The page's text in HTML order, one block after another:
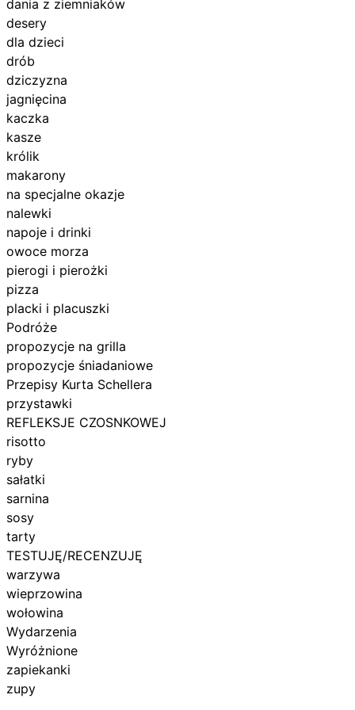
dania z ziemniaków
desery
dla dzieci
drób
dziczyzna
jagnięcina
kaczka
kasze
królik
makarony
na specjalne okazje
nalewki
napoje i drinki
owoce morza
pierogi i pierożki
pizza
placki i placuszki
Podróże
propozycje na grilla
propozycje śniadaniowe
Przepisy Kurta Schellera
przystawki
REFLEKSJE CZOSNKOWEJ
risotto
ryby
sałatki
sarnina
sosy
tarty
TESTUJĘ/RECENZUJĘ
warzywa
wieprzowina
wołowina
Wydarzenia
Wyróżnione
zapiekanki
zupy